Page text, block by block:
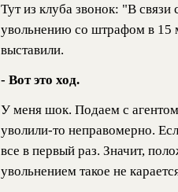
Тут из клуба звонок: "В
увольнению со штрафом в 15
выставили.
- Вот это ход.
У меня шок. Подаем с
уволили-то неправомерно.
все в первый раз. Значит,
увольнением такое не